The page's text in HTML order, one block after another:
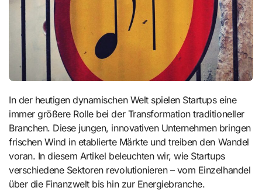
In der heutigen dynamischen Welt spielen Startups eine
immer größere Rolle bei der Transformation traditioneller
Branchen. Diese jungen, innovativen Unternehmen bringen
frischen Wind in etablierte Märkte und treiben den Wandel
voran. In diesem Artikel beleuchten wir, wie Startups
verschiedene Sektoren revolutionieren – vom Einzelhandel
über die Finanzwelt bis hin zur Energiebranche.